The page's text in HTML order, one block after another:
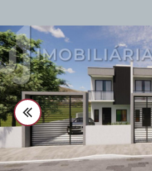
Quem Somos
Contato
Fale Conosco 48
Plantão 48 99842-